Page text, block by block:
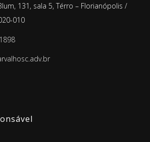
131, sala 5, Térro – Florianópolis /
010